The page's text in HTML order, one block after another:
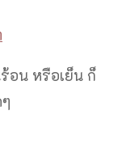
อน หรือเย็น ก็